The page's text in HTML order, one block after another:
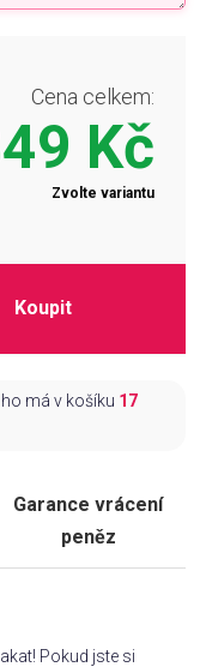
Cena celkem:
Kč
Zvolte variantu
Koupit
má v košíku 17
Garance vrácení
peněz
Pokud jste si